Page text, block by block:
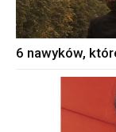
6 nawyków,